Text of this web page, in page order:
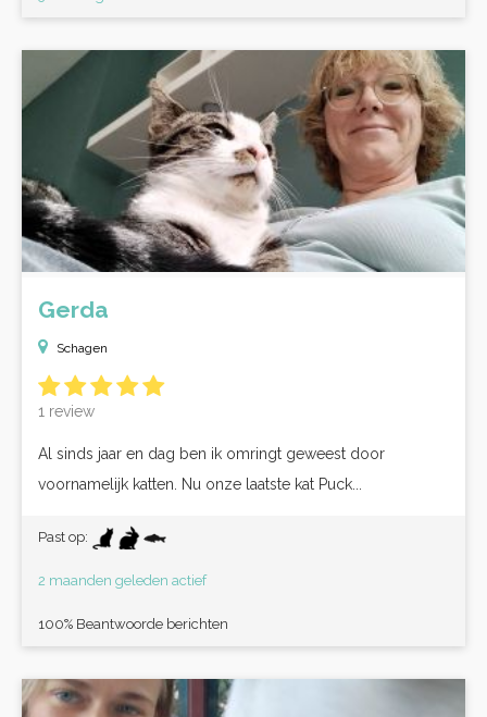
Gerda
Schagen
1 review
Al sinds jaar en dag ben ik omringt geweest door
voornamelijk katten. Nu onze laatste kat Puck...
Past op:
2 maanden geleden actief
100% Beantwoorde berichten